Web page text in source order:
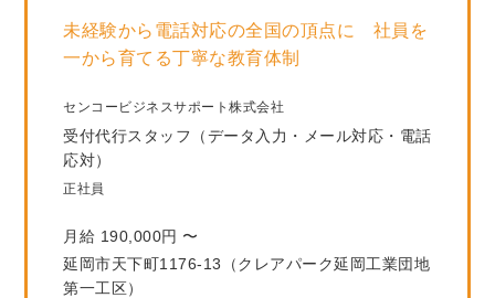
未経験から電話対応の全国の頂点に 社員を
一から育てる丁寧な教育体制
センコービジネスサポート株式会社
受付代行スタッフ（データ入力・メール対応・電話
応対）
正社員
月給 190,000円 〜
延岡市天下町1176-13（クレアパーク延岡工業団地
第一工区）